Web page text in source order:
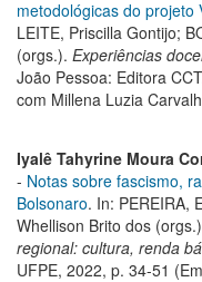
metodológicas do projeto
LEITE, Priscilla Gontijo;
(orgs.). Experiências
João Pessoa: Editora
com Millena Luzia
Iyalê Tahyrine Moura
- Notas sobre fascismo,
Bolsonaro. In: PEREIRA,
Whellison Brito dos
regional: cultura, renda
UFPE, 2022, p. 34-51